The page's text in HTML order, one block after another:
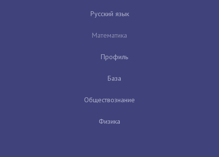
Русский язык
Математика
Профиль
База
Обществознание
Физика